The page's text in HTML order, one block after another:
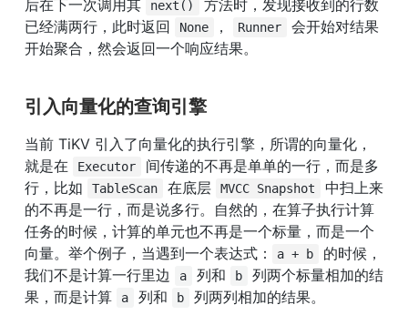
后在下一次调用其 next()
方法时，发现接收到的行数
已经满两行，此时返回
None ， Runner
会开始对结果
开始聚合，然会返回一个响应结果。
引入向量化的查询引擎
当前 TiKV 引入了向量化的执行引擎，所谓的向量化，
就是在
Executor
间传递的不再是单单的一行，而是多
行，比如
TableScan 在底层 MVCC Snapshot
中扫上来
的不再是一行，而是说多行。自然的，在算子执行计算
任务的时候，计算的单元也不再是一个标量，而是一个
向量。举个例子，当遇到一个表达式：
a + b
的时候，
我们不是计算一行里边
a 列和 b
列两个标量相加的结
果，而是计算
a 列和 b 列两列相加的结果。